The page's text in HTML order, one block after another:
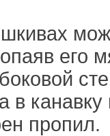
его
в канавку
пропил.